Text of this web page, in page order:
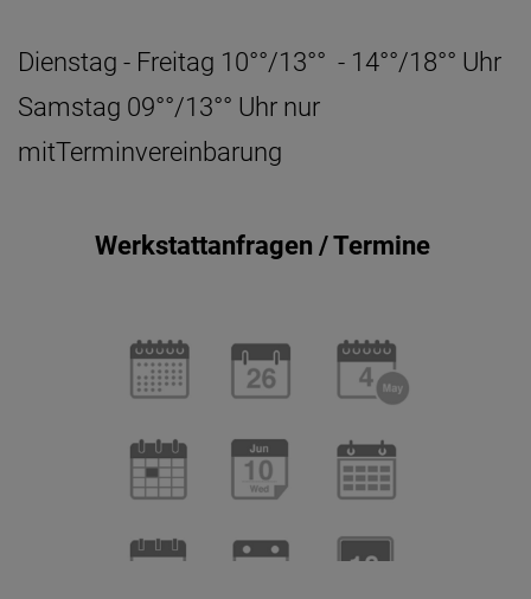
Dienstag - Freitag 10°°/13°° - 14°°/18°° Uhr
Samstag 09°°/13°° Uhr nur
mitTerminvereinbarung
Werkstattanfragen / Termine